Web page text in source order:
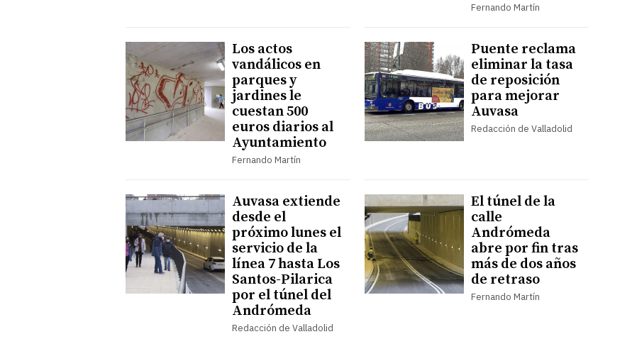
Fernando Martín
Los actos
vandálicos en
parques y
jardines le
cuestan 500
euros diarios al
Ayuntamiento
Fernando Martín
Puente reclama
eliminar la tasa
de reposición
para mejorar
Auvasa
Redacción de Valladolid
Auvasa extiende
desde el
próximo lunes el
servicio de la
línea 7 hasta Los
Santos-Pilarica
por el túnel del
Andrómeda
Redacción de Valladolid
El túnel de la
calle
Andrómeda
abre por fin tras
más de dos años
de retraso
Fernando Martín